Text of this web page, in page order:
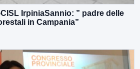
IrpiniaSannio: ” padre delle
in Campania”